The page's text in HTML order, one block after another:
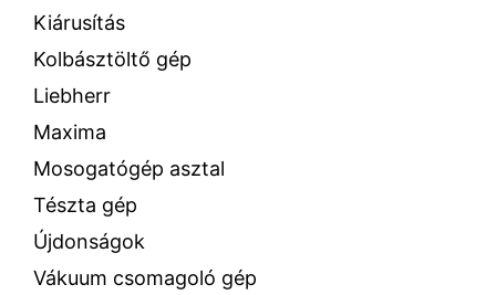
Kiárusítás
Kolbásztöltő gép
Liebherr
Maxima
Mosogatógép asztal
Tészta gép
Újdonságok
Vákuum csomagoló gép